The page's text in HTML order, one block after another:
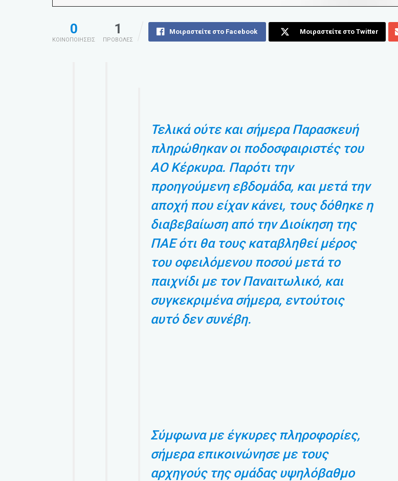
0
ΚΟΙΝΟΠΟΙΗΣΕΙΣ
1
ΠΡΟΒΟΛΕΣ
Μοιραστείτε στο Facebook Μοιραστείτε στο Twitter
Τελικά ούτε και σήμερα Παρασκευή
πληρώθηκαν οι ποδοσφαιριστές του
ΑΟ Κέρκυρα. Παρότι την
προηγούμενη εβδομάδα, και μετά την
αποχή που είχαν κάνει, τους δόθηκε η
διαβεβαίωση από την Διοίκηση της
ΠΑΕ ότι θα τους καταβληθεί μέρος
του οφειλόμενου ποσού μετά το
παιχνίδι με τον Παναιτωλικό, και
συγκεκριμένα σήμερα, εντούτοις
αυτό δεν συνέβη.
Σύμφωνα με έγκυρες πληροφορίες,
σήμερα επικοινώνησε με τους
αρχηγούς της ομάδας υψηλόβαθμο